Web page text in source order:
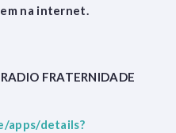
na internet.
FRATERNIDADE
apps/details?